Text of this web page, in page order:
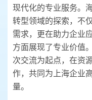
现代化的专业服务。
转型领域的探索，不
需求，更在助力企业
方面展现了专业价值
次交流为起点，在资
作，共同为上海企业
量。